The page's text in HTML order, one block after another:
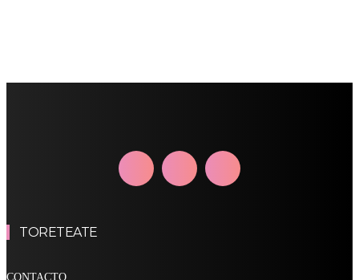
TORETEATE
CONTACTO